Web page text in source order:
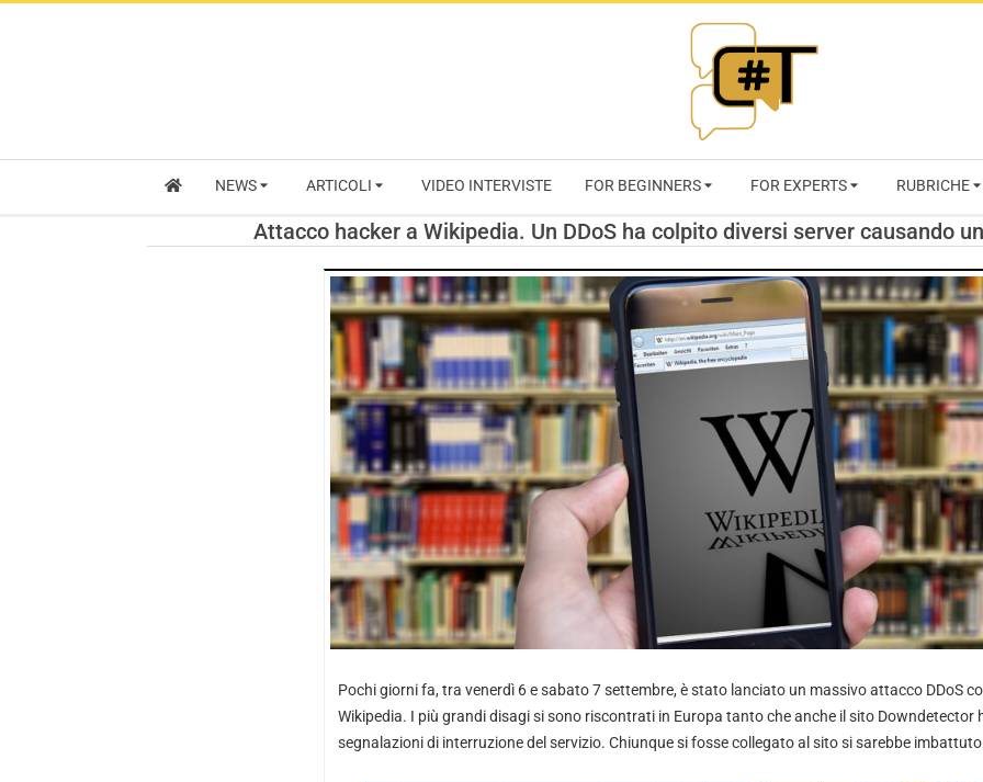
RIVISTA
TRENDS
NEWS ARTICOLI VIDEO INTERVISTE FOR BEGINNERS FOR EXPERTS RUBRICHE
Attacco hacker a Wikipedia. Un DDoS ha colpito diversi server causando
Pochi giorni fa, tra venerdì 6 e sabato 7 settembre, è stato lanciato un massivo attacco DDoS
Wikipedia. I più grandi disagi si sono riscontrati in Europa tanto che anche il sito Downdetector
segnalazioni di interruzione del servizio. Chiunque si fosse collegato al sito si sarebbe